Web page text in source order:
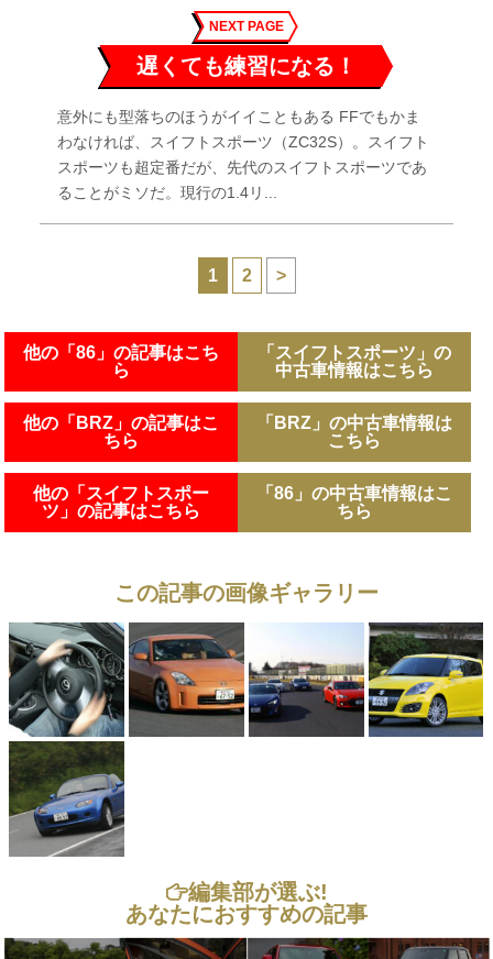
NEXT PAGE
遅くても練習になる！
意外にも型落ちのほうがイイこともある FFでもかま
わなければ、スイフトスポーツ（ZC32S）。スイフト
スポーツも超定番だが、先代のスイフトスポーツであ
ることがミソだ。現行の1.4リ...
1 2 >
他の「86」の記事はこち
ら
他の「BRZ」の記事はこ
ちら
他の「スイフトスポー
ツ」の記事はこちら
「スイフトスポーツ」の
中古車情報はこちら
「BRZ」の中古車情報は
こちら
「86」の中古車情報はこ
ちら
この記事の画像ギャラリー
編集部が選ぶ!
あなたにおすすめの記事